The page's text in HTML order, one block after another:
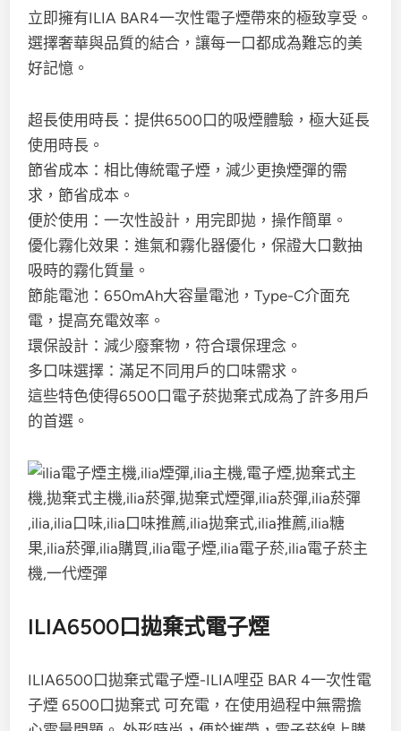
立即擁有ILIA BAR4一次性電子煙帶來的極致享受。
選擇奢華與品質的結合，讓每一口都成為難忘的美
好記憶。
超長使用時長：提供6500口的吸煙體驗，極大延長
使用時長。
節省成本：相比傳統電子煙，減少更換煙彈的需
求，節省成本。
便於使用：一次性設計，用完即拋，操作簡單。
優化霧化效果：進氣和霧化器優化，保證大口數抽
吸時的霧化質量。
節能電池：650mAh大容量電池，Type-C介面充
電，提高充電效率。
環保設計：減少廢棄物，符合環保理念。
多口味選擇：滿足不同用戶的口味需求。
這些特色使得6500口電子菸拋棄式成為了許多用戶
的首選。
ILIA6500口拋棄式電子煙
ILIA6500口拋棄式電子煙-ILIA哩亞 BAR 4一次性電
子煙 6500口拋棄式 可充電，在使用過程中無需擔